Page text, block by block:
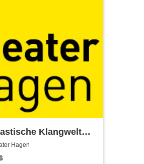
Klangwelt
- Theater
Hagen